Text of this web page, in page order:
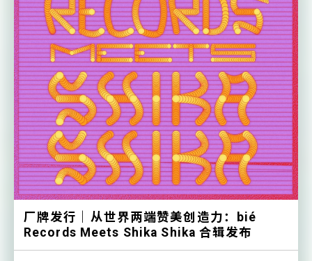
厂牌发行｜从世界两端赞美创造力：bié
Records Meets Shika Shika 合辑发布